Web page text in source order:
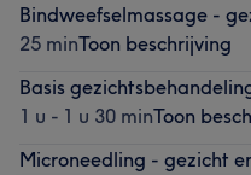
Bindweefselmassage -
25 minToon beschrijving
Basis
1 u - 1 u 30 minToon
Microneedling - gezicht